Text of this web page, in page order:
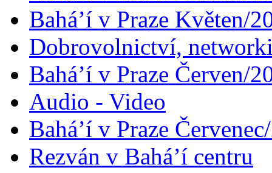
Bahá’í v Praze Květen/
Dobrovolnictví,
Bahá’í v Praze Červen/
Audio - Video
Bahá’í v Praze
Rezván v Bahá’í centru